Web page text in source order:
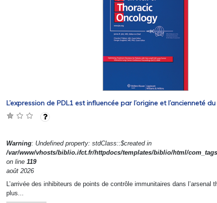
L’expression de PDL1 est influencée par l’origine et l’ancienneté
Warning: Undefined property: stdClass::$created in
/var/www/vhosts/biblio.ifct.fr/httpdocs/templates/biblio/html/
on line 119
août 2026
L’arrivée des inhibiteurs de points de contrôle immunitaires dans l’arsenal
plus...